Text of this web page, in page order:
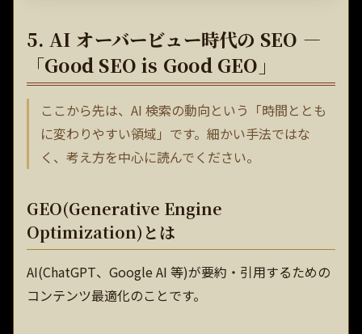
5. AI オーバービュー時代の SEO —
「Good SEO is Good GEO」
ここから先は、AI 検索の動向という「時間ととも
に変わりやすい領域」です。細かい手法ではな
く、考え方を中心に読んでください。
GEO(Generative Engine
Optimization)とは
AI(ChatGPT、Google AI 等)が要約・引用するための
コンテンツ最適化のことです。